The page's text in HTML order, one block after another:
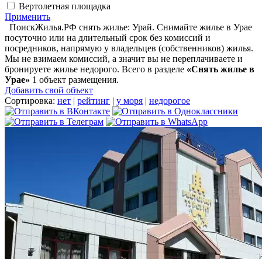
Вертолетная площадка
Применить
ПоискЖилья.РФ снять жилье: Урай. Снимайте жилье в Урае
посуточно или на длительный срок без комиссий и
посредников, напрямую у владельцев (собственников) жилья.
Мы не взимаем комиссий, а значит вы не переплачиваете и
бронируете жилье недорого. Всего в разделе «Снять жилье в
Урае» 1 объект размещения.
Добавить свой объект
Сортировка: нет | рейтинг | у моря | недорогое